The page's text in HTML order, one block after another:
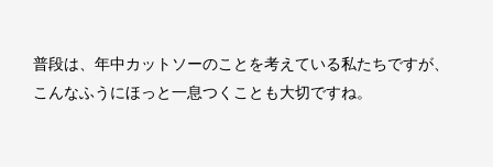
普段は、年中カットソーのことを考えている私たちですが、
こんなふうにほっと一息つくことも大切ですね。